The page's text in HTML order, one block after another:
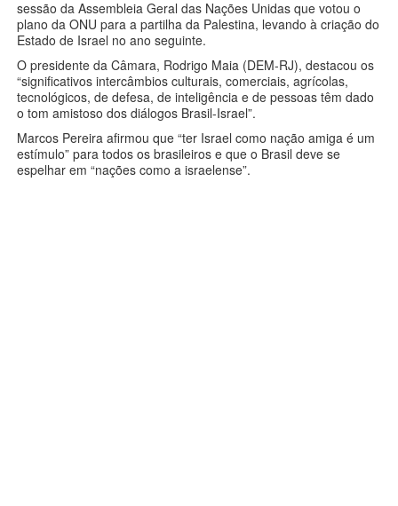
sessão da Assembleia Geral das Nações Unidas que votou o
plano da ONU para a partilha da Palestina, levando à criação do
Estado de Israel no ano seguinte.
O presidente da Câmara, Rodrigo Maia (DEM-RJ), destacou os
“significativos intercâmbios culturais, comerciais, agrícolas,
tecnológicos, de defesa, de inteligência e de pessoas têm dado
o tom amistoso dos diálogos Brasil-Israel”.
Marcos Pereira afirmou que “ter Israel como nação amiga é um
estímulo” para todos os brasileiros e que o Brasil deve se
espelhar em “nações como a israelense”.